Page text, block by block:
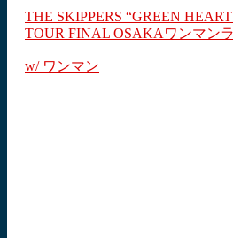
THE SKIPPERS “GREEN
TOUR FINAL OSAKAワンマン
w/ ワンマン